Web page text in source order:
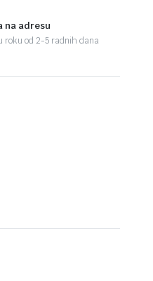
na adresu
roku od 2-5 radnih dana